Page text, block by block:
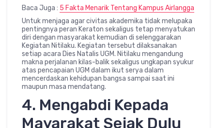
Baca Juga : 5 Fakta Menarik Tentang Kampus Airlangga
Untuk menjaga agar civitas akademika tidak melupaka
pentingnya peran Keraton sekaligus tetap menyatukan
diri dengan masyarakat kemudian di selenggarakan
Kegiatan Nitilaku. Kegiatan tersebut dilaksanakan
setiap acara Dies Natalis UGM. Nitilaku mengandung
makna perjalanan kilas-balik sekaligus ungkapan syukur
atas pencapaian UGM dalam ikut serya dalam
mencerdaskan kehidupan bangsa sampai saat ini
maupun masa mendatang.
4. Mengabdi Kepada
Mayarakat Sejak Dulu